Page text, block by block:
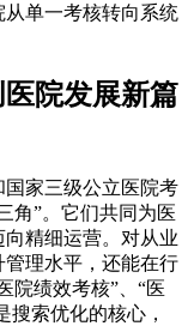
单一考核转向系统
院发展新篇
家三级公立医院考
角”。它们共同为医
精细运营。对从业
理水平，还能在行
院绩效考核”、“医
搜索优化的核心，